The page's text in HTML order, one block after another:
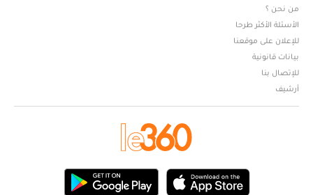
من نحن ؟
الأسئلة الأكثر طرحا
للإعلان على موقعنا
بيانات قانونية
للإتصال بنا
أرشيف